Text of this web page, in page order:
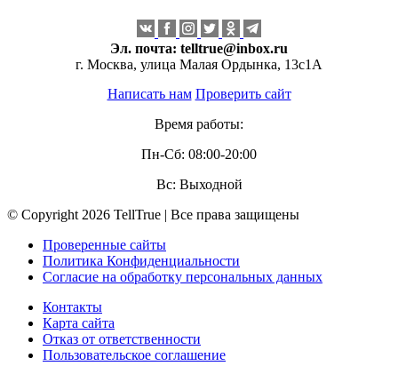
Эл. почта: telltrue@inbox.ru
г. Москва, улица Малая Ордынка, 13с1А
Написать нам Проверить сайт
Время работы:
Пн-Сб: 08:00-20:00
Вс: Выходной
© Copyright 2026 TellTrue | Все права защищены
Проверенные сайты
Политика Конфиденциальности
Согласие на обработку персональных данных
Контакты
Карта сайта
Отказ от ответственности
Пользовательское соглашение